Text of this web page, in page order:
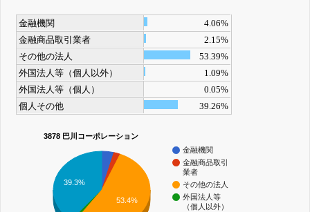
金融機関
4.06%
金融商品取引業者
2.15%
その他の法人
53.39%
外国法人等（個人以外）
1.09%
外国法人等（個人）
0.05%
個人その他
39.26%
3878 巴川コーポレーション
金融機関
金融商品取引
業者
その他の法人
外国法人等
（個人以外）
39.3%
53.4%